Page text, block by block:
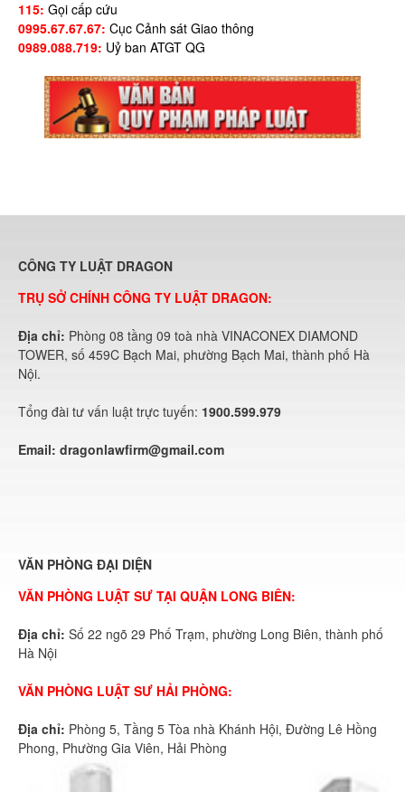
115: Gọi cấp cứu
0995.67.67.67: Cục Cảnh sát Giao thông
0989.088.719: Uỷ ban ATGT QG
CÔNG TY LUẬT DRAGON
TRỤ SỞ CHÍNH CÔNG TY LUẬT DRAGON:
Địa chỉ: Phòng 08 tầng 09 toà nhà VINACONEX DIAMOND
TOWER, số 459C Bạch Mai, phường Bạch Mai, thành phố Hà
Nội.
Tổng đài tư vấn luật trực tuyến: 1900.599.979
Email: dragonlawfirm@gmail.com
VĂN PHÒNG ĐẠI DIỆN
VĂN PHÒNG LUẬT SƯ TẠI QUẬN LONG BIÊN:
Địa chỉ: Số 22 ngõ 29 Phố Trạm, phường Long Biên, thành phố
Hà Nội
VĂN PHÒNG LUẬT SƯ HẢI PHÒNG:
Địa chỉ: Phòng 5, Tầng 5 Tòa nhà Khánh Hội, Đường Lê Hồng
Phong, Phường Gia Viên, Hải Phòng